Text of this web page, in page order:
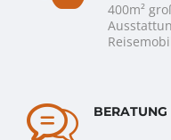
400m²
BERATUNG